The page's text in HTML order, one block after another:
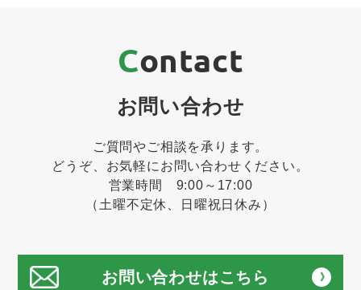
Contact
お問い合わせ
ご質問やご相談を承ります。
どうぞ、お気軽にお問い合わせください。
営業時間 9:00～17:00
（土曜不定休、日曜祝日休み）
お問い合わせはこちら